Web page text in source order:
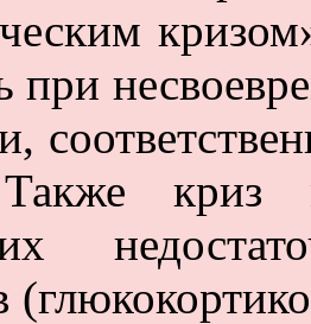
при
Также криз